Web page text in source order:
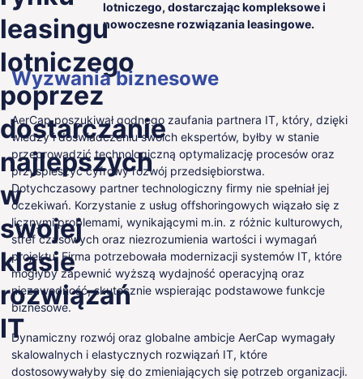
PL
leasingu
lotniczego
poprzez
dostarczanie
najlepszych
w
swojej
klasie
rozwiązań
IT
lotniczego, dostarczając kompleksowe i
nowoczesne rozwiązania leasingowe.
Wyzwania biznesowe
AerCap poszukiwał godnego zaufania partnera IT, który, dzięki
wiedzy i doświadczeniu swoich ekspertów, byłby w stanie
przeprowadzić technologiczną optymalizację procesów oraz
przyspieszyć cyfrowy rozwój przedsiębiorstwa.
Dotychczasowy partner technologiczny firmy nie spełniał jej
oczekiwań. Korzystanie z usług offshoringowych wiązało się z
licznymi problemami, wynikającymi m.in. z różnic kulturowych,
stref czasowych oraz niezrozumienia wartości i wymagań
projektu. Firma potrzebowała modernizacji systemów IT, które
mogłyby zapewnić wyższą wydajność operacyjną oraz
niezawodność, skutecznie wspierając podstawowe funkcje
biznesowe.
Dynamiczny rozwój oraz globalne ambicje AerCap wymagały
skalowalnych i elastycznych rozwiązań IT, które
dostosowywałyby się do zmieniających się potrzeb organizacji.